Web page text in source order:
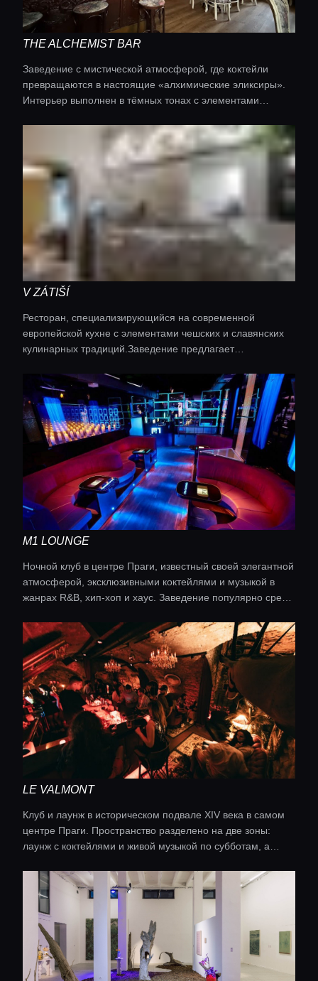
Главная
Локации
Гиды
THE ALCHEMIST BAR
Заведение с мистической атмосферой, где коктейли
превращаются в настоящие «алхимические эликсиры».
Интерьер выполнен в тёмных тонах с элементами
сопровождается небольшим шоу: дым, смена цвета,
неожиданные текстуры и нестандартная посуда.
Бармены работают в образах средневековых алхимиков,
добавляя интриги к процессу заказа.
V ZÁTIŠÍ
Ресторан, специализирующийся на современной
европейской кухне с элементами чешских и славянских
кулинарных традиций.Заведение предлагает
сочетаются традиционные ингредиенты с лёгкостью
современной гастрономии, а сезонные продукты
превращаются в блюда, которые радуют все чувства.
Шеф-повар экспериментирует с нетрадиционными
сочетаниями, добавляет экзотические вкусы и
насыщенные запахи специй.
M1 LOUNGE
Ночной клуб в центре Праги, известный своей элегантной
атмосферой, эксклюзивными коктейлями и музыкой в
жанрах R&B, хип-хоп и хаус. Заведение популярно среди
LE VALMONT
Клуб и лаунж в историческом подвале XIV века в самом
центре Праги. Пространство разделено на две зоны:
лаунж с коктейлями и живой музыкой по субботам, а
проходит андеграундная вечеринка Obsidian, по
выходным — тематические шоу с элементами циркового
авторские напитки, каждый из которых подаётся с
визуальной эстетикой.